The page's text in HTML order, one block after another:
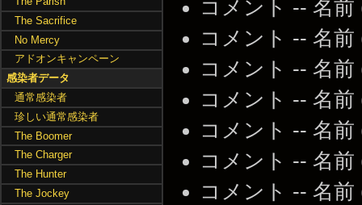
コメント -- 名前
コメント -- 名前
コメント -- 名前
コメント -- 名前
コメント -- 名前
コメント -- 名前
コメント -- 名前
The Sacrifice
No Mercy
アドオンキャンペーン
感染者データ
通常感染者
珍しい通常感染者
The Boomer
The Charger
The Hunter
The Jockey